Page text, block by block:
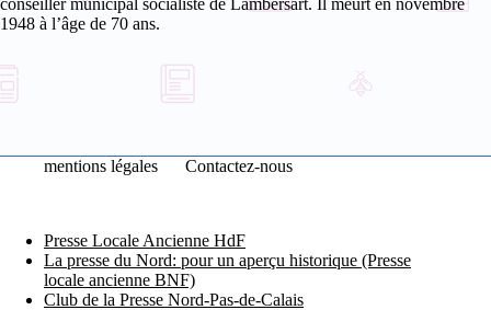
conseiller municipal socialiste de Lambersart. Il meurt en novembre
1948 à l’âge de 70 ans.
mentions légales Contactez-nous
Presse Locale Ancienne HdF
La presse du Nord: pour un aperçu historique (Presse
locale ancienne BNF)
Club de la Presse Nord-Pas-de-Calais